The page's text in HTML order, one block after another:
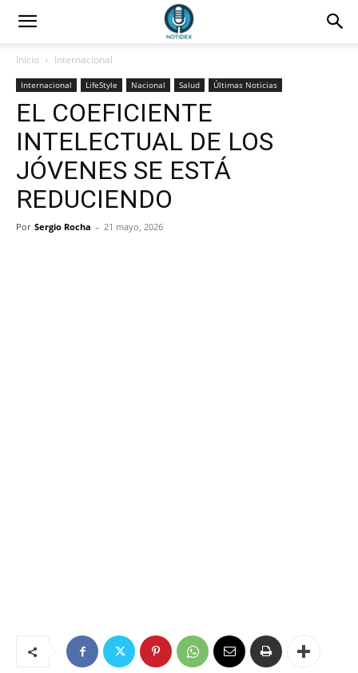
Inicio Internacional
Internacional LifeStyle Nacional Salud Últimas Noticias
EL COEFICIENTE
INTELECTUAL DE LOS
JÓVENES SE ESTÁ
REDUCIENDO
Por Sergio Rocha - 21 mayo, 2026